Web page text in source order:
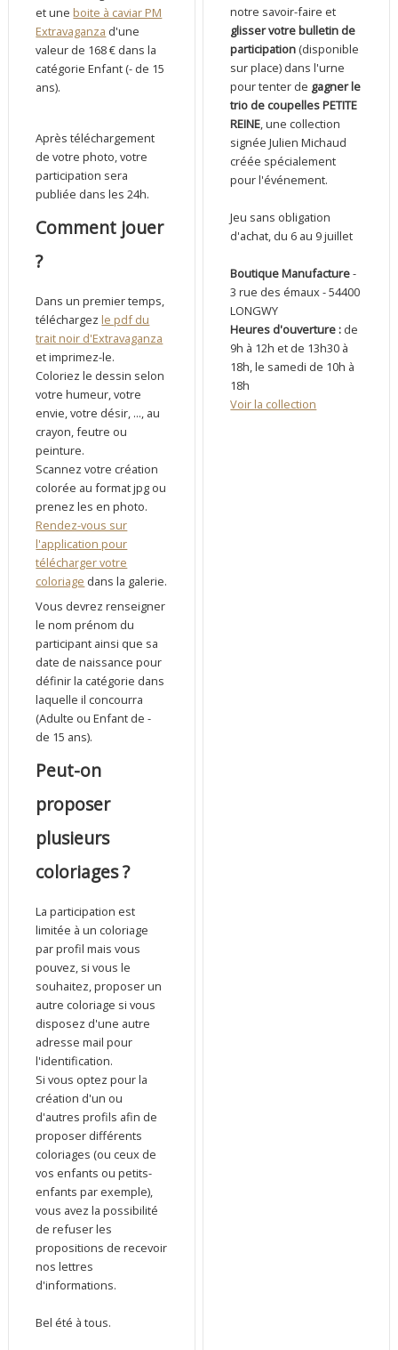
et une boite à caviar PM
Extravaganza d'une
valeur de 168 € dans la
catégorie Enfant (- de 15
ans).
Après téléchargement
de votre photo, votre
participation sera
publiée dans les 24h.
Comment jouer
?
Dans un premier temps,
téléchargez le pdf du
trait noir d'Extravaganza
et imprimez-le.
Coloriez le dessin selon
votre humeur, votre
envie, votre désir, ..., au
crayon, feutre ou
peinture.
Scannez votre création
colorée au format jpg ou
prenez les en photo.
Rendez-vous sur
l'application pour
télécharger votre
coloriage dans la galerie.
Vous devrez renseigner
le nom prénom du
participant ainsi que sa
date de naissance pour
définir la catégorie dans
laquelle il concourra
(Adulte ou Enfant de -
de 15 ans).
Peut-on
proposer
plusieurs
coloriages ?
La participation est
limitée à un coloriage
par profil mais vous
pouvez, si vous le
souhaitez, proposer un
autre coloriage si vous
disposez d'une autre
adresse mail pour
l'identification.
Si vous optez pour la
création d'un ou
d'autres profils afin de
proposer différents
coloriages (ou ceux de
vos enfants ou petits-
enfants par exemple),
vous avez la possibilité
de refuser les
propositions de recevoir
nos lettres
d'informations.
Bel été à tous.
notre savoir-faire et
glisser votre bulletin de
participation (disponible
sur place) dans l'urne
pour tenter de gagner le
trio de coupelles PETITE
REINE , une collection
signée Julien Michaud
créée spécialement
pour l'événement.
Jeu sans obligation
d'achat, du 6 au 9 juillet
Boutique Manufacture-
3 rue des émaux - 54400
LONGWY
Heures d'ouverture : de
9h à 12h et de 13h30 à
18h, le samedi de 10h à
18h
Voir la collection